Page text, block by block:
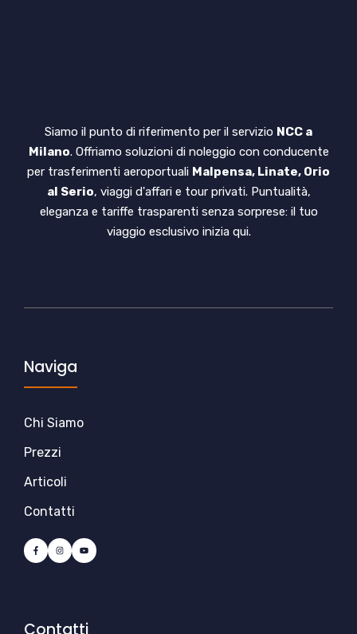
Siamo il punto di riferimento per il servizio NCC a
Milano. Offriamo soluzioni di noleggio con conducente
per trasferimenti aeroportuali Malpensa, Linate, Orio
al Serio, viaggi d'affari e tour privati. Puntualità,
eleganza e tariffe trasparenti senza sorprese: il tuo
viaggio esclusivo inizia qui.
Naviga
Chi Siamo
Prezzi
Articoli
Contatti
Contatti